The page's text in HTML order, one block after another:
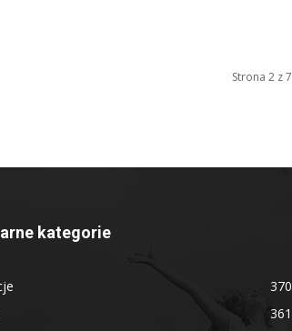
Strona 2 z 7
kategorie
370
361